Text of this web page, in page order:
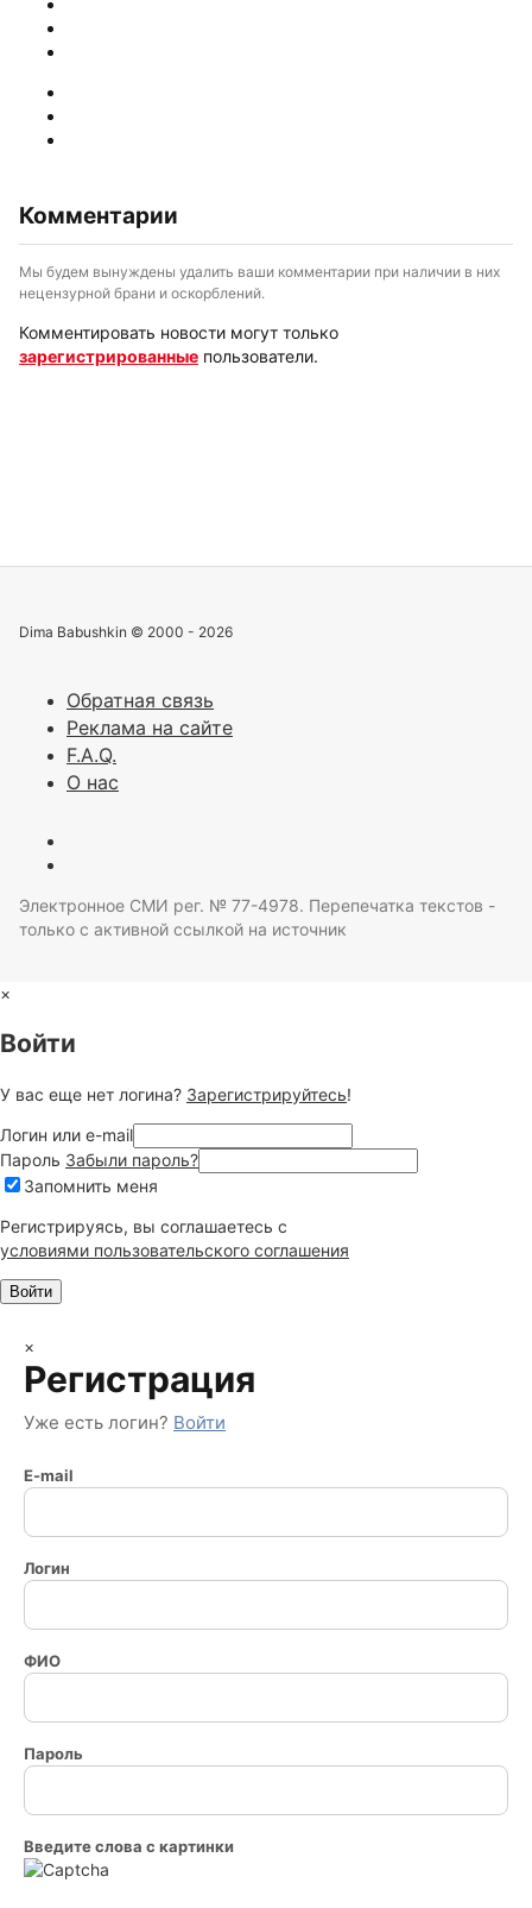
Комментарии
Мы будем вынуждены удалить ваши комментарии при наличии в них
нецензурной брани и оскорблений.
Комментировать новости могут только
зарегистрированные пользователи.
Dima Babushkin © 2000 - 2026
Обратная связь
Реклама на сайте
F.A.Q.
О нас
Электронное СМИ рег. № 77-4978. Перепечатка текстов -
только с активной ссылкой на источник
×
Войти
У вас еще нет логина? Зарегистрируйтесь!
Логин или e-mail
Пароль Забыли пароль?
Запомнить меня
Регистрируясь, вы соглашаетесь c
условиями пользовательского соглашения
×
Регистрация
Уже есть логин? Войти
E-mail
Логин
ФИО
Пароль
Введите слова с картинки